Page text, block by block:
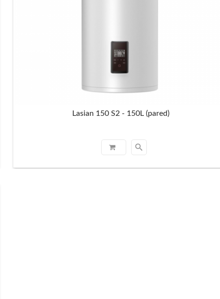
Lasian 150 S2 - 150L (pared)
search